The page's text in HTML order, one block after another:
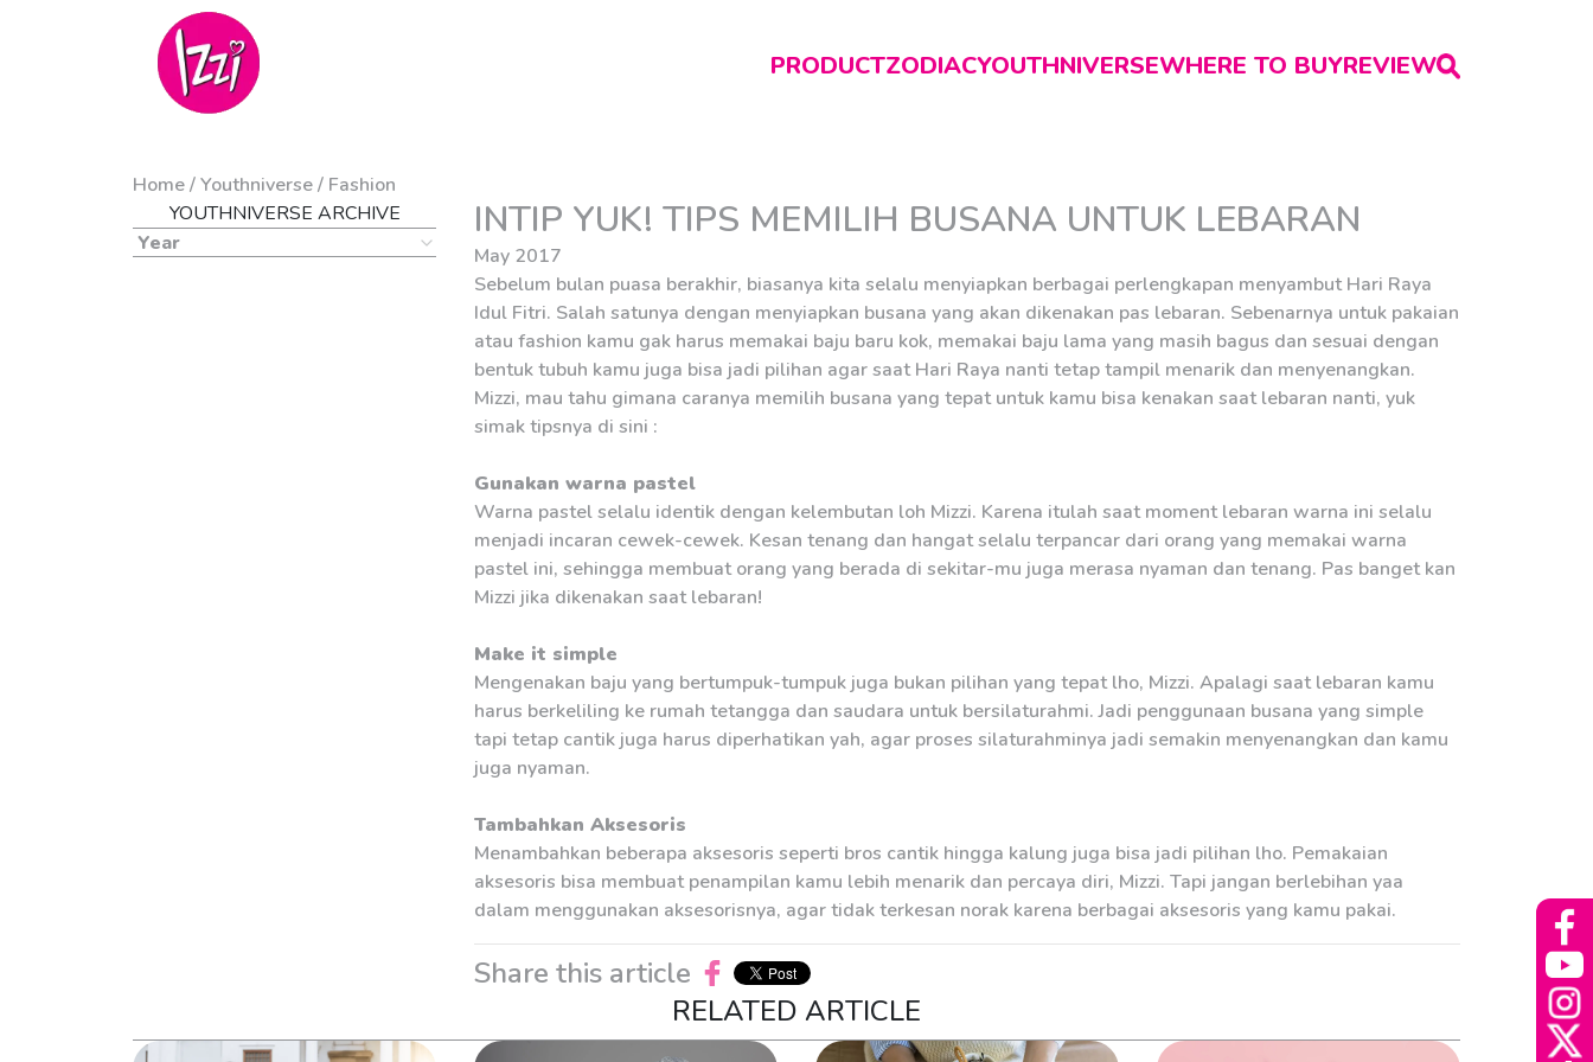
PRODUCTZODIACYOUTHNIVERSEWHERE TO BUYREVIEW
Home /Youthniverse/ Fashion
YOUTHNIVERSE ARCHIVE
Year
INTIP YUK! TIPS MEMILIH BUSANA UNTUK LEBARAN
May 2017
Sebelum bulan puasa berakhir, biasanya kita selalu menyiapkan berbagai perlengkapan menyambut Hari Raya
Idul Fitri. Salah satunya dengan menyiapkan busana yang akan dikenakan pas lebaran. Sebenarnya untuk pakaian
atau fashion kamu gak harus memakai baju baru kok, memakai baju lama yang masih bagus dan sesuai dengan
bentuk tubuh kamu juga bisa jadi pilihan agar saat Hari Raya nanti tetap tampil menarik dan menyenangkan.
Mizzi, mau tahu gimana caranya memilih busana yang tepat untuk kamu bisa kenakan saat lebaran nanti, yuk
simak tipsnya di sini :
Gunakan warna pastel
Warna pastel selalu identik dengan kelembutan loh Mizzi. Karena itulah saat moment lebaran warna ini selalu
menjadi incaran cewek-cewek. Kesan tenang dan hangat selalu terpancar dari orang yang memakai warna
pastel ini, sehingga membuat orang yang berada di sekitar-mu juga merasa nyaman dan tenang. Pas banget kan
Mizzi jika dikenakan saat lebaran!
Make it simple
Mengenakan baju yang bertumpuk-tumpuk juga bukan pilihan yang tepat lho, Mizzi. Apalagi saat lebaran kamu
harus berkeliling ke rumah tetangga dan saudara untuk bersilaturahmi. Jadi penggunaan busana yang simple
tapi tetap cantik juga harus diperhatikan yah, agar proses silaturahminya jadi semakin menyenangkan dan kamu
juga nyaman.
Tambahkan Aksesoris
Menambahkan beberapa aksesoris seperti bros cantik hingga kalung juga bisa jadi pilihan lho. Pemakaian
aksesoris bisa membuat penampilan kamu lebih menarik dan percaya diri, Mizzi. Tapi jangan berlebihan yaa
dalam menggunakan aksesorisnya, agar tidak terkesan norak karena berbagai aksesoris yang kamu pakai.
Share this article
RELATED ARTICLE